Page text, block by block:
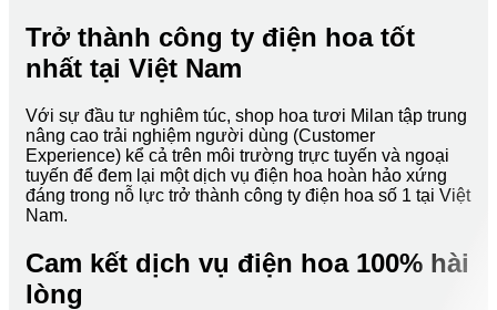
Trở thành công ty điện hoa tốt
nhất tại Việt Nam
Với sự đầu tư nghiêm túc, shop hoa tươi Milan tập trung
nâng cao trải nghiệm người dùng (Customer
Experience) kể cả trên môi trường trực tuyến và ngoại
tuyến để đem lại một dịch vụ điện hoa hoàn hảo xứng
đáng trong nỗ lực trở thành công ty điện hoa số 1 tại Việt
Nam.
Cam kết dịch vụ điện hoa 100% hài
lòng